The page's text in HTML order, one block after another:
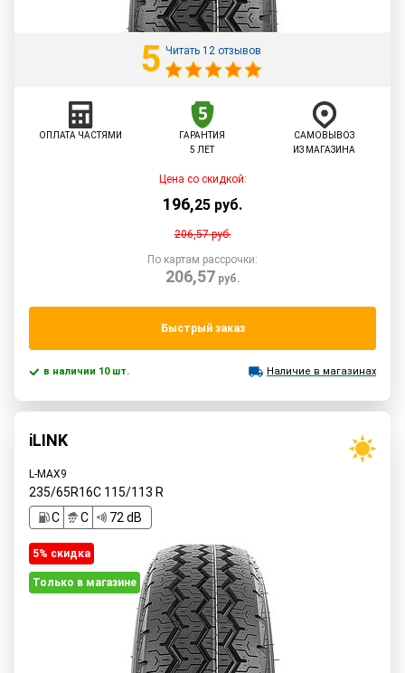
5 Читать 12 отзывов
ОПЛАТА ЧАСТЯМИ
ГАРАНТИЯ
5 ЛЕТ
САМОВЫВОЗ
ИЗ МАГАЗИНА
Цена со скидкой:
196,25 руб.
206,57руб.
По картам рассрочки:
206,57 руб.
Быстрый заказ
в наличии 10 шт. Наличие в магазинах
iLINK
L-MAX9
235/65R16C 115/113 R
C
C 72 dB
5% cкидка
Только в магазине